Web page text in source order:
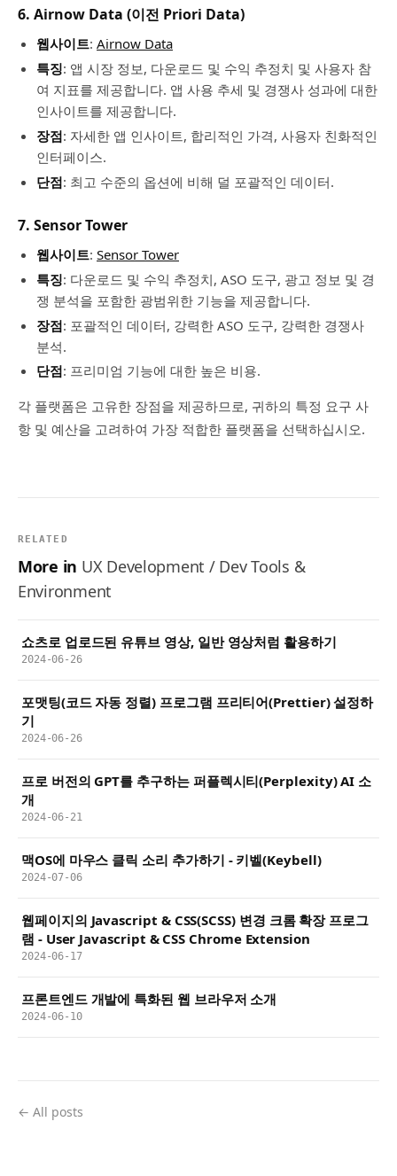
6. Airnow Data (이전 Priori Data)
웹사이트: Airnow Data
특징: 앱 시장 정보, 다운로드 및 수익 추정치 및 사용자 참
여 지표를 제공합니다. 앱 사용 추세 및 경쟁사 성과에 대한
인사이트를 제공합니다.
장점: 자세한 앱 인사이트, 합리적인 가격, 사용자 친화적인
인터페이스.
단점: 최고 수준의 옵션에 비해 덜 포괄적인 데이터.
7. Sensor Tower
웹사이트: Sensor Tower
특징: 다운로드 및 수익 추정치, ASO 도구, 광고 정보 및 경
쟁 분석을 포함한 광범위한 기능을 제공합니다.
장점: 포괄적인 데이터, 강력한 ASO 도구, 강력한 경쟁사
분석.
단점: 프리미엄 기능에 대한 높은 비용.
각 플랫폼은 고유한 장점을 제공하므로, 귀하의 특정 요구 사
항 및 예산을 고려하여 가장 적합한 플랫폼을 선택하십시오.
RELATED
More in UX Development / Dev Tools &
Environment
쇼츠로 업로드된 유튜브 영상, 일반 영상처럼 활용하기
2024-06-26
포맷팅(코드 자동 정렬) 프로그램 프리티어(Prettier) 설정하
기
2024-06-26
프로 버전의 GPT를 추구하는 퍼플렉시티(Perplexity) AI 소
개
2024-06-21
맥OS에 마우스 클릭 소리 추가하기 - 키벨(Keybell)
2024-07-06
웹페이지의 Javascript & CSS(SCSS) 변경 크롬 확장 프로그
램 - User Javascript & CSS Chrome Extension
2024-06-17
프론트엔드 개발에 특화된 웹 브라우저 소개
2024-06-10
← All posts